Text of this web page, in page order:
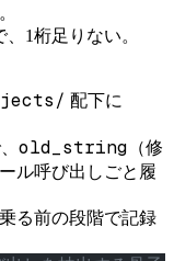
1桁足りない。
配下に
old_string （修
ル呼び出しごと履
る前の段階で記録